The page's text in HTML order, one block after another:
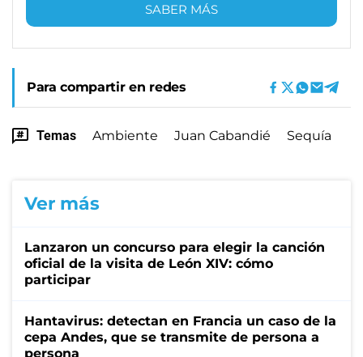
SABER MÁS
Para compartir en redes
Temas Ambiente Juan Cabandié Sequía
Ver más
Lanzaron un concurso para elegir la canción
oficial de la visita de León XIV: cómo
participar
Hantavirus: detectan en Francia un caso de la
cepa Andes, que se transmite de persona a
persona